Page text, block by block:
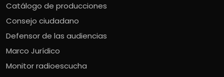
Catálogo de producciones
Consejo ciudadano
Defensor de las audiencias
Marco Jurídico
Monitor radioescucha